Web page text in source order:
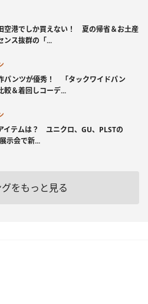
空港でしか買えない！ 夏の帰省＆お土産
ンス抜群の「...
パンツが優秀！ 「タックワイドパン
較＆着回しコーデ...
イテムは？ ユニクロ、GU、PLSTの
示会で新...
をもっと見る